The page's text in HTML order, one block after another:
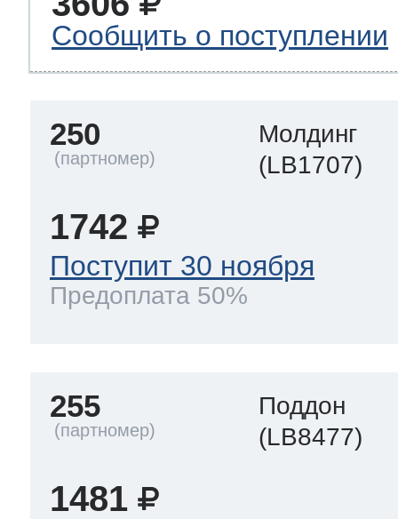
Сообщить о поступлении
250
Молдинг
(LB1707)
1742
Поступит 30 ноября
Предоплата 50%
255
Поддон
(LB8477)
1481